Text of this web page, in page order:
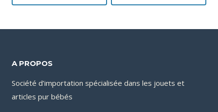
A PROPOS
Société d’importation spécialisée dans les jouets et
articles pur bébés